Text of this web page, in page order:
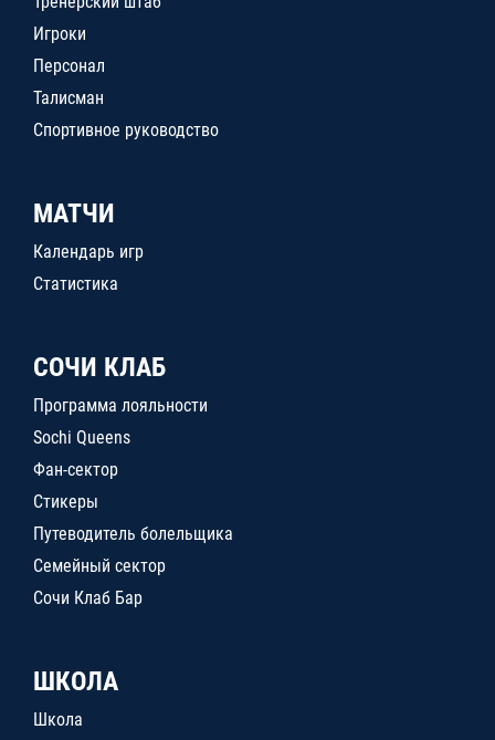
Игроки
Персонал
Талисман
Спортивное руководство
МАТЧИ
Календарь игр
Статистика
СОЧИ КЛАБ
Программа лояльности
Sochi Queens
Фан-сектор
Стикеры
Путеводитель болельщика
Семейный сектор
Сочи Клаб Бар
ШКОЛА
Школа